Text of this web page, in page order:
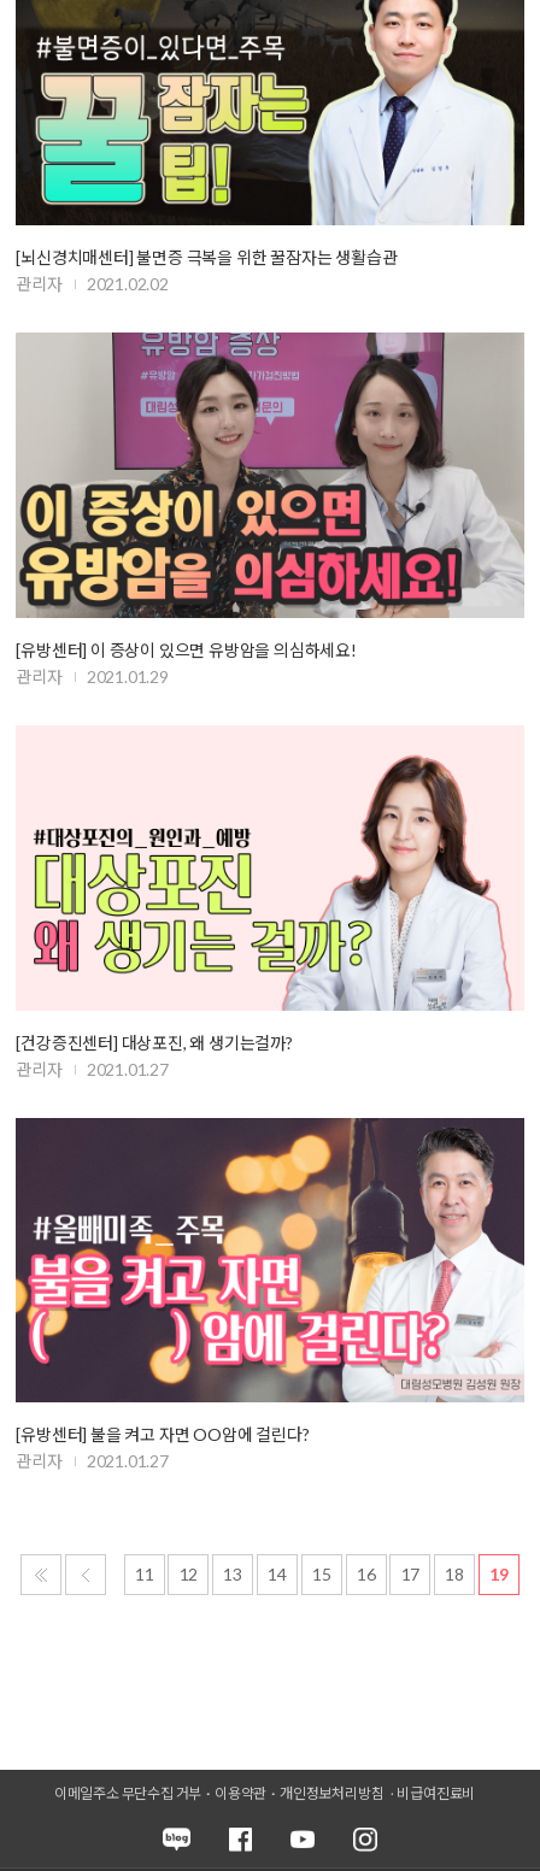
[뇌신경치매센터] 불면증 극복을 위한 꿀잠자는 생활습관
관리자
2021.02.02
[유방센터] 이 증상이 있으면 유방암을 의심하세요!
관리자
2021.01.29
[건강증진센터] 대상포진, 왜 생기는걸까?
관리자
2021.01.27
[유방센터] 불을 켜고 자면 OO암에 걸린다?
관리자
2021.01.27
11 12 13 14 15 16 17 18 19
이메일주소 무단수집 거부 이용약관 개인정보처리방침 비급여진료비